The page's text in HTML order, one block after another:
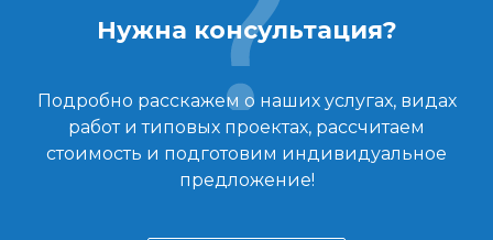
Нужна консультация?
Подробно расскажем о наших услугах, видах
работ и типовых проектах, рассчитаем
стоимость и подготовим индивидуальное
предложение!